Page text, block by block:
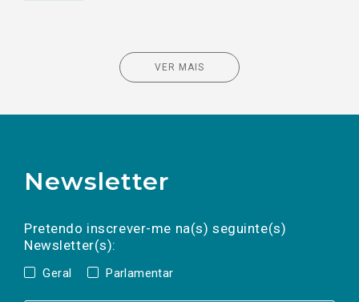
VER MAIS
Newsletter
Pretendo inscrever-me na(s) seguinte(s)
Newsletter(s):
Geral Parlamentar
a(s) newsletter(s).
mail